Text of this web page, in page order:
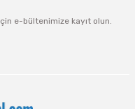
e-bültenimize kayıt olun.